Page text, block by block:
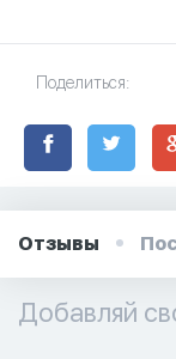
Поделиться:
Отзывы
Добавляй